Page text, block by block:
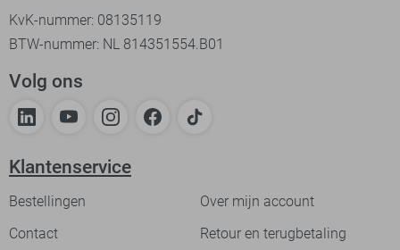
KvK-nummer: 08135119
BTW-nummer: NL 814351554.B01
Volg ons
Klantenservice
Bestellingen
Over mijn account
Contact
Retour en terugbetaling